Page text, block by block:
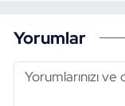
Yorumlar